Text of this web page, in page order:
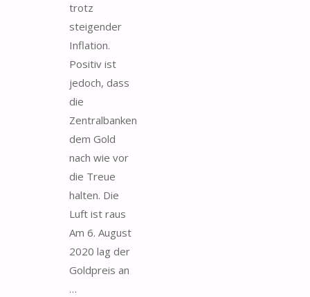
trotz
steigender
Inflation.
Positiv ist
jedoch, dass
die
Zentralbanken
dem Gold
nach wie vor
die Treue
halten. Die
Luft ist raus
Am 6. August
2020 lag der
Goldpreis an
…